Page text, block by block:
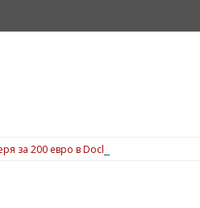
за 200 евро в Dock 5, вижте